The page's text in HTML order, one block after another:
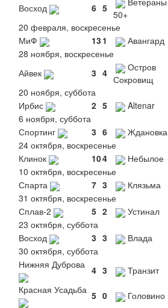
Восход
6 5
50+
20 февраля, воскресенье
МиФ
131 Авангард
28 ноября, воскресенье
Айвек
3 4
Остров
Сокровищ
20 ноября, суббота
Ирбис
2 5 Altenar
6 ноября, суббота
Спортинг
3 6 Ждановка
24 октября, воскресенье
Клинок
104 Небылое
10 октября, воскресенье
Спарта
7 3 Клязьма
31 октября, воскресенье
Сплав-2
5 2 Устинал
23 октября, суббота
Восход
3 3 Влада
30 октября, суббота
Нижняя Дуброва 4 3 Транзит
Красная Усадьба 5 0 Головино